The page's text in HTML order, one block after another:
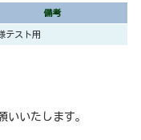
備考
テスト用
いいたします。